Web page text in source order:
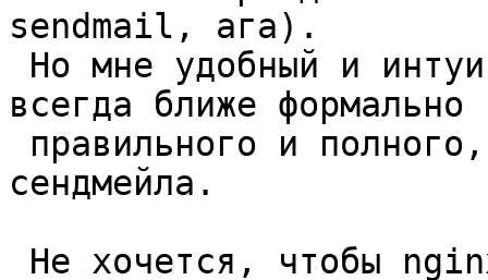
sendmail, ага).
всегда ближе формально
сендмейла.